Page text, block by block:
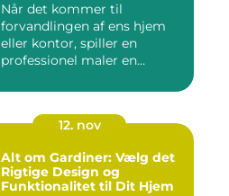
Når det kommer til
forvandlingen af ens hjem
eller kontor, spiller en
professionel maler en
12. nov
Alt om Gardiner: Vælg det
Rigtige Design og
Funktionalitet til Dit Hjem